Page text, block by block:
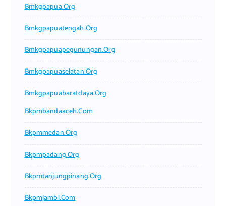
Bmkgpapua.org
Bmkgpapuatengah.org
Bmkgpapuapegunungan.org
Bmkgpapuaselatan.org
Bmkgpapuabaratdaya.org
Bkpmbandaaceh.com
Bkpmmedan.org
Bkpmpadang.org
Bkpmtanjungpinang.org
Bkpmjambi.com